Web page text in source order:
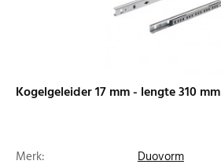
Kogelgeleider 17 mm - lengte 310 mm
Merk:
Duovorm